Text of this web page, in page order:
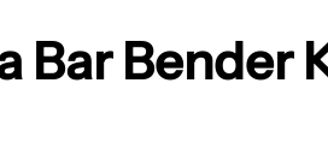
Bar Bender